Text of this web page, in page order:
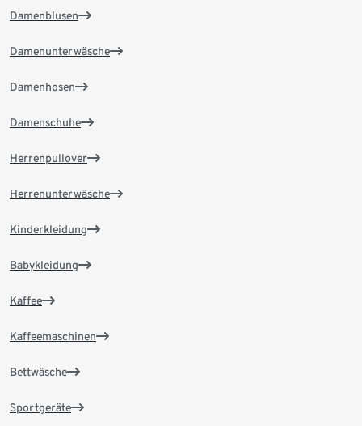
Damenblusen
Damenunterwäsche
Damenhosen
Damenschuhe
Herrenpullover
Herrenunterwäsche
Kinderkleidung
Babykleidung
Kaffee
Kaffeemaschinen
Bettwäsche
Sportgeräte